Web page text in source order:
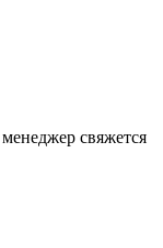
свяжется